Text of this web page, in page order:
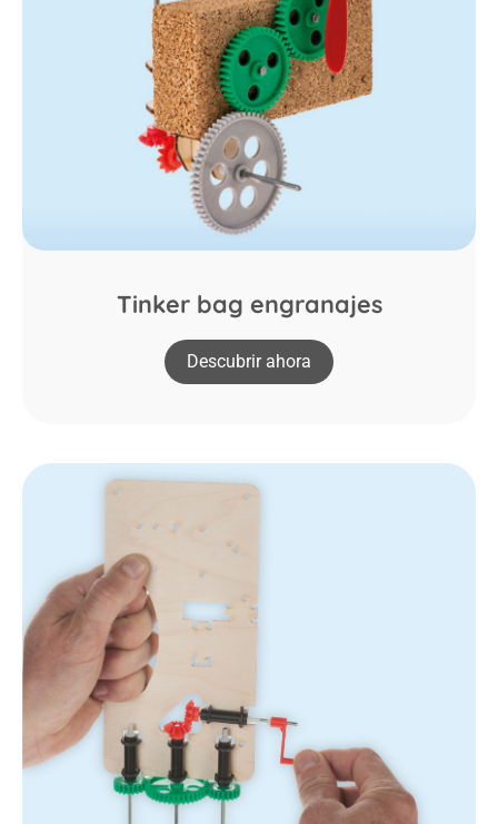
Tinker bag engranajes
Descubrir ahora